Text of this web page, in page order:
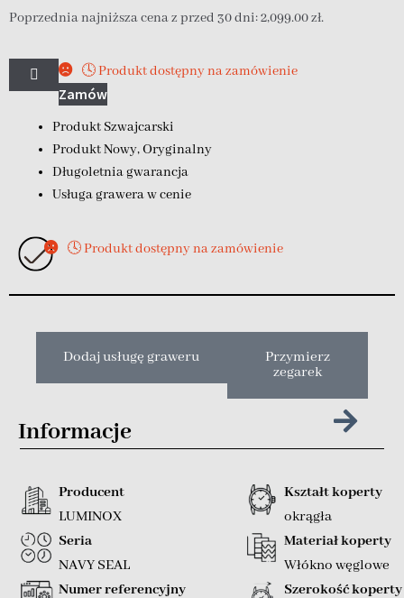
Poprzednia najniższa cena z przed 30 dni:2,099.00zł.
🕓 Produkt dostępny na zamówienie
Zamów
Produkt Szwajcarski
Produkt Nowy, Oryginalny
Długoletnia gwarancja
Usługa grawera w cenie
🕓 Produkt dostępny na zamówienie
Dodaj usługę graweru
Przymierz
zegarek
Informacje
Producent
LUMINOX
Seria
NAVY SEAL
Numer referencyjny
Kształt koperty
okrągła
Materiał koperty
Włókno węglowe
Szerokość koperty